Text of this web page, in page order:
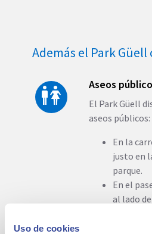
Uso de cookies
Además el Park
Aseos
El Park Güell
aseos públicos:
En la
justo en
parque.
En el
al lado